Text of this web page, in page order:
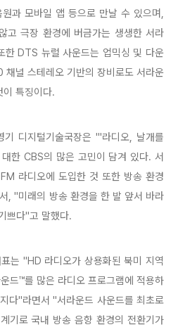
과 모바일 앱 등으로 만날 수 있으며,
고 극장 환경에 버금가는 생생한 서라
한 DTS 뉴럴 사운드는 업믹싱 및 다운
널 스테레오 기반의 장비로도 서라운
특징이다.
디지털기술국장은 "'라디오, 날개를
한 CBS의 많은 고민이 담겨 있다. 서
라디오에 도입한 것 또한 방송 환경
, "미래의 방송 환경을 한 발 앞서 바라
쁘다"고 말했다.
는 "HD 라디오가 상용화된 북미 지역
드™를 많은 라디오 프로그램에 적용하
다"라면서 "서라운드 사운드를 최초로
기로 국내 방송 음향 환경의 전환기가